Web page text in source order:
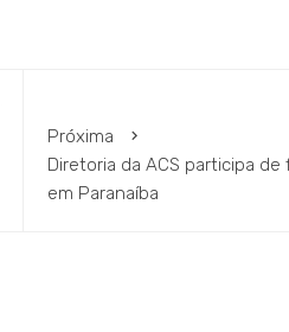
Próxima
Diretoria da ACS participa de
em Paranaíba